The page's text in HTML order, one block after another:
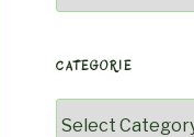
CATEGORIE